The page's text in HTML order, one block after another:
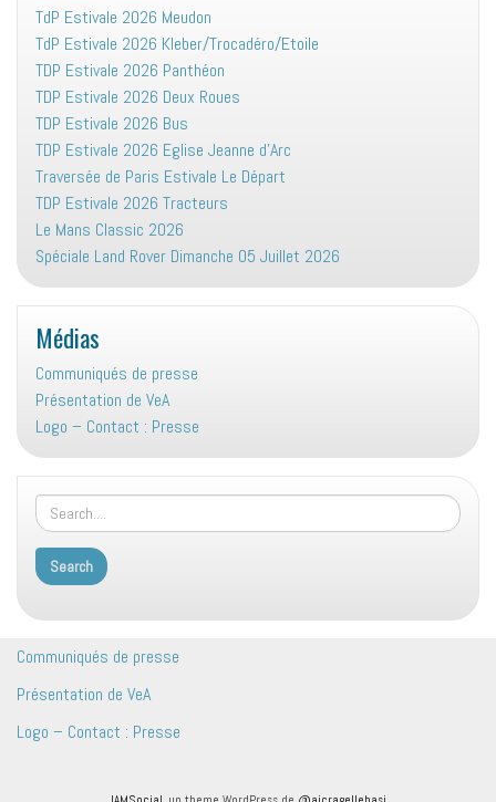
TdP Estivale 2026 Meudon
TdP Estivale 2026 Kleber/Trocadéro/Etoile
TDP Estivale 2026 Panthéon
TDP Estivale 2026 Deux Roues
TDP Estivale 2026 Bus
TDP Estivale 2026 Eglise Jeanne d’Arc
Traversée de Paris Estivale Le Départ
TDP Estivale 2026 Tracteurs
Le Mans Classic 2026
Spéciale Land Rover Dimanche 05 Juillet 2026
Médias
Communiqués de presse
Présentation de VeA
Logo – Contact : Presse
Communiqués de presse
Présentation de VeA
Logo – Contact : Presse